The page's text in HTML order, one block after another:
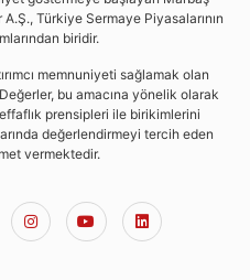
Türkiye Sermaye Piyasalarının
biridir.
memnuniyeti sağlamak olan
bu amacına yönelik olarak
prensipleri ile birikimlerini
değerlendirmeyi tercih eden
vermektedir.